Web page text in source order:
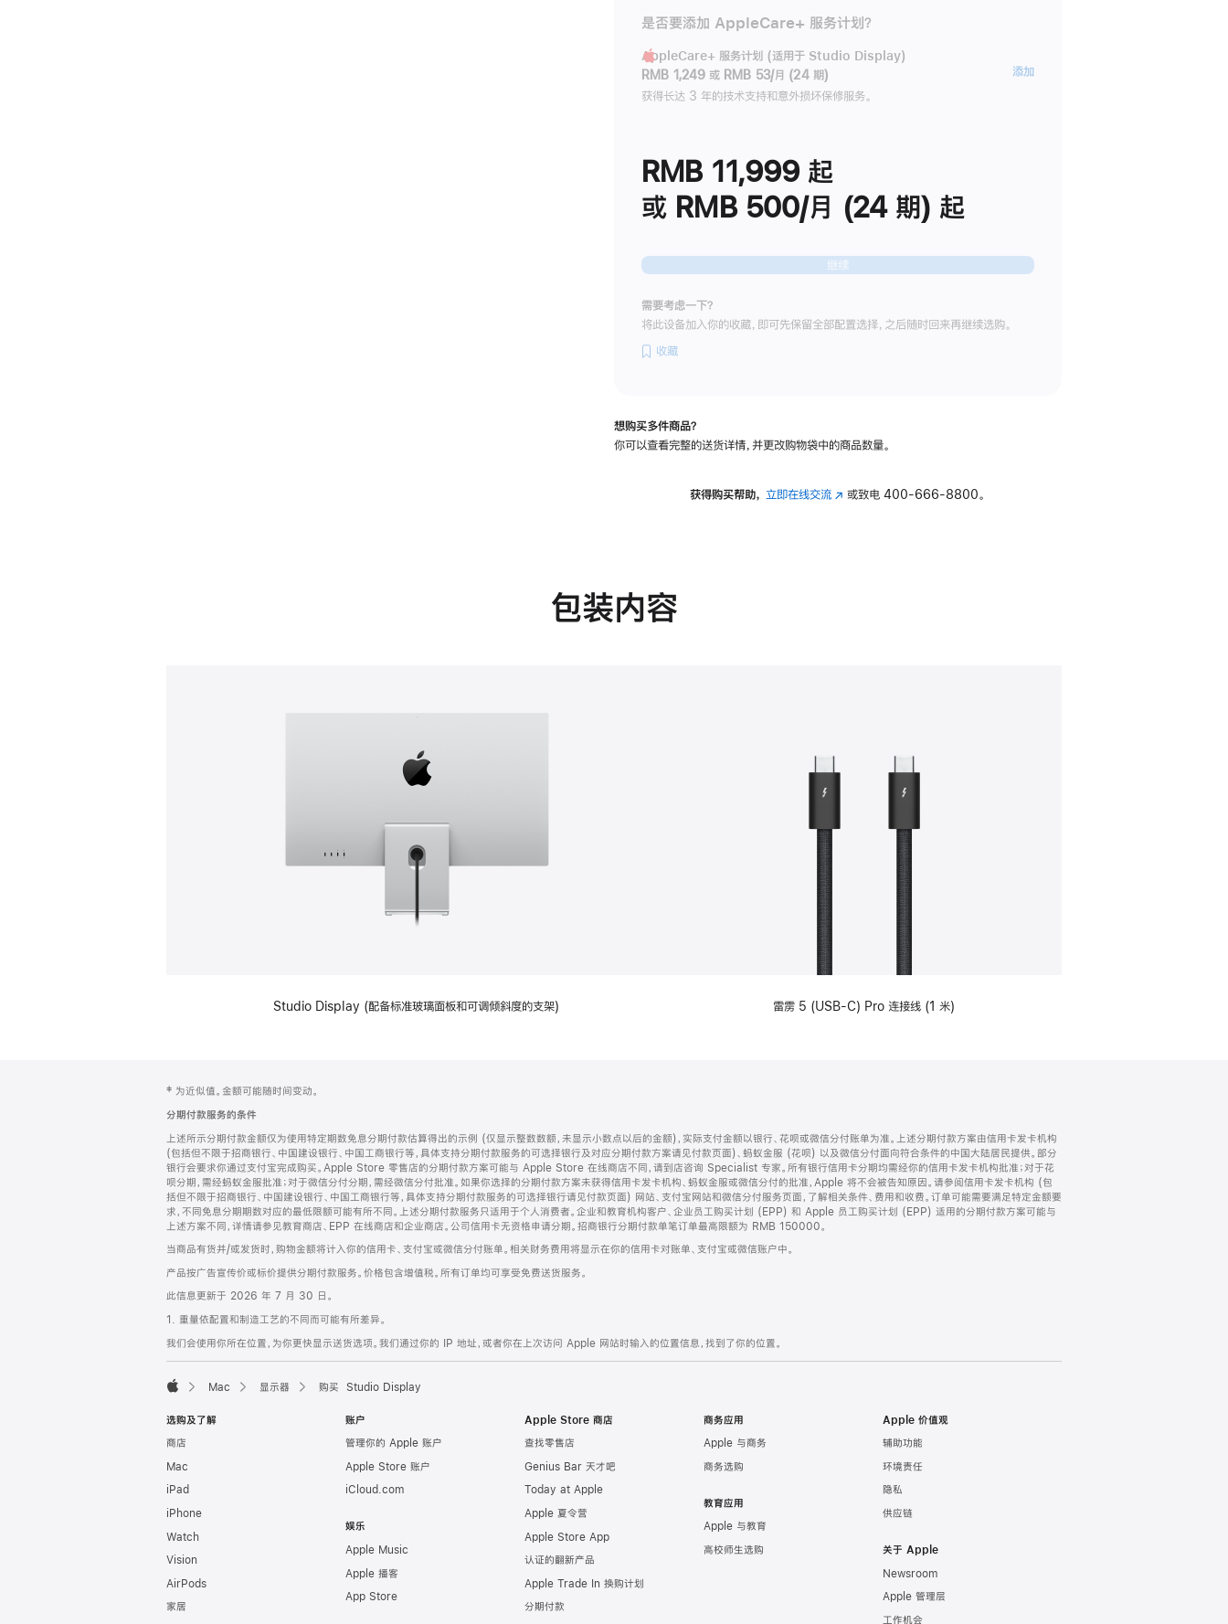
是否要添加 AppleCare+ 服务计划？
AppleCare+ 服务计划 (适用于 Studio Display)
RMB 1,249 或 RMB 53/月 (24 期)
获得长达 3 年的技术支持和意外损坏保修服务。
添加
RMB 11,999 起
或 RMB 500/月 (24 期) 起
继续
需要考虑一下？
将此设备加入你的收藏，即可先保留全部配置选择，之后随时回来再继续选购。
收藏
想购买多件商品？
你可以查看完整的送货详情，并更改购物袋中的商品数量。
获得购买帮助， 立即在线交流(在 或致电400-666-8800。
包装内容
Studio Display (配备标准玻璃面板和可调倾斜度的支架) 雷雳 5 (USB-C) Pro 连接线 (1 米)
页
脚
注
‡ 为近似值。金额可能随时间变动。
分期付款服务的条件
上述所示分期付款金额仅为使用特定期数免息分期付款估算得出的示例 (仅显示整数数额，未显示小数点以后的金额)，实际支付金额以银行、花呗或微信分付账单为准。上述分期付款方案由信用卡发卡机构
(包括但不限于招商银行、中国建设银行、中国工商银行等，具体支持分期付款服务的可选择银行及对应分期付款方案请见付款页面)、蚂蚁金服 (花呗) 以及微信分付面向符合条件的中国大陆居民提供。部分
银行会要求你通过支付宝完成购买。Apple Store 零售店的分期付款方案可能与 Apple Store 在线商店不同，请到店咨询 Specialist 专家。所有银行信用卡分期均需经你的信用卡发卡机构批准；对于花
呗分期，需经蚂蚁金服批准；对于微信分付分期，需经微信分付批准。如果你选择的分期付款方案未获得信用卡发卡机构、蚂蚁金服或微信分付的批准，Apple 将不会被告知原因。请参阅信用卡发卡机构 (包
括但不限于招商银行、中国建设银行、中国工商银行等，具体支持分期付款服务的可选择银行请见付款页面) 网站、支付宝网站和微信分付服务页面，了解相关条件、费用和收费。订单可能需要满足特定金额要
求，不同免息分期期数对应的最低限额可能有所不同。上述分期付款服务只适用于个人消费者。企业和教育机构客户、企业员工购买计划 (EPP) 和 Apple 员工购买计划 (EPP) 适用的分期付款方案可能与
上述方案不同，详情请参见教育商店、EPP 在线商店和企业商店。公司信用卡无资格申请分期。招商银行分期付款单笔订单最高限额为 RMB 150000。
当商品有货并/或发货时，购物金额将计入你的信用卡、支付宝或微信分付账单。相关财务费用将显示在你的信用卡对账单、支付宝或微信账户中。
产品按广告宣传价或标价提供分期付款服务。价格包含增值税。所有订单均可享受免费送货服务。
此信息更新于 2026 年 7 月 30 日。
1. 重量依配置和制造工艺的不同而可能有所差异。
我们会使用你所在位置，为你更快显示送货选项。我们通过你的 IP 地址，或者你在上次访问 Apple 网站时输入的位置信息，找到了你的位置。
Mac 显示器 购买 Studio Display
选购及了解
商店
Mac
iPad
iPhone
Watch
Vision
AirPods
家居
账户
管理你的 Apple 账户
Apple Store 账户
iCloud.com
娱乐
Apple Music
Apple 播客
App Store
Apple Store 商店
查找零售店
Genius Bar 天才吧
Today at Apple
Apple 夏令营
Apple Store App
认证的翻新产品
Apple Trade In 换购计划
分期付款
商务应用
Apple 与商务
商务选购
教育应用
Apple 与教育
高校师生选购
Apple 价值观
辅助功能
环境责任
隐私
供应链
关于 Apple
Newsroom
Apple 管理层
工作机会